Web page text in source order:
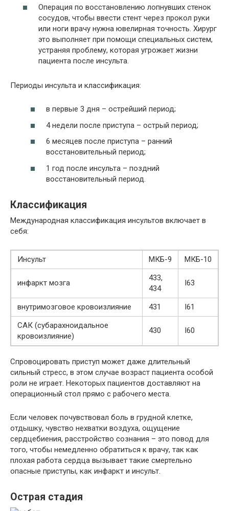
Операция по восстановлению лопнувших стенок
сосудов, чтобы ввести стент через прокол руки
или ноги врачу нужна ювелирная точность. Хирург
это выполняет при помощи специальных систем,
устраняя проблему, которая угрожает жизни
пациента после инсульта.
Периоды инсульта и классификация:
в первые 3 дня – острейший период;
4 недели после приступа – острый период;
6 месяцев после приступа – ранний
восстановительный период;
1 год после инсульта – поздний
восстановительный период.
Классификация
Международная классификация инсультов включает в
себя:
Инсульт МКБ-9 МКБ-10
инфаркт мозга
433,
434
I63
внутримозговое кровоизлияние 431
I61
САК (субарахноидальное
кровоизлияние)
430 I60
Спровоцировать приступ может даже длительный
сильный стресс, в этом случае возраст пациента особой
роли не играет. Некоторых пациентов доставляют на
операционный стол прямо с рабочего места.
Если человек почувствовал боль в грудной клетке,
отдышку, чувство нехватки воздуха, ощущение
сердцебиения, расстройство сознания – это повод для
того, чтобы немедленно обратиться к врачу, так как
плохая работа сердца вызывает такие смертельно
опасные приступы, как инфаркт и инсульт.
Острая стадия